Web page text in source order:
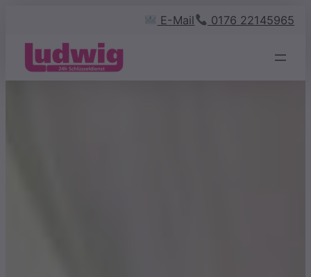
springen
E-Mail 0176 22145965